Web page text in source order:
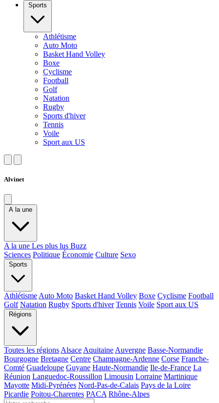
Sports
Athlétisme
Auto Moto
Basket Hand Volley
Boxe
Cyclisme
Football
Golf
Natation
Rugby
Sports d'hiver
Tennis
Voile
Sport aux US
Alvinet
A la une
A la une Les plus lus Buzz
Sciences Politique Économie Culture Sexo
Sports
Athlétisme Auto Moto Basket Hand Volley Boxe Cyclisme Football
Golf Natation Rugby Sports d'hiver Tennis Voile Sport aux US
Régions
Toutes les régions Alsace Aquitaine Auvergne Basse-Normandie
Bourgogne Bretagne Centre Champagne-Ardenne Corse Franche-
Comté Guadeloupe Guyane Haute-Normandie Ile-de-France La
Réunion Languedoc-Roussillon Limousin Lorraine Martinique
Mayotte Midi-Pyrénées Nord-Pas-de-Calais Pays de la Loire
Picardie Poitou-Charentes PACA Rhône-Alpes